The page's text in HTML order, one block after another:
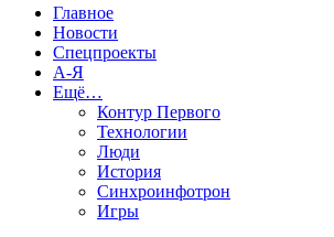
Главное
Новости
Спецпроекты
А-Я
Ещё…
Контур Первого
Технологии
Люди
История
Синхроинфотрон
Игры